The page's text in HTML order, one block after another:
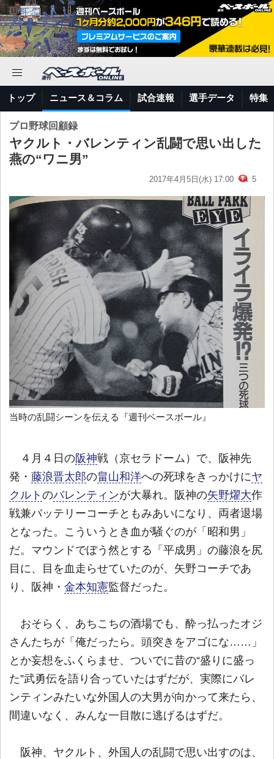
トップ ニュース＆コラム 試合速報 選手データ 特集
プロ野球回顧録
ヤクルト・バレンティン乱闘で思い出した
燕の“ワニ男”
2017年4月5日(水) 17:00 5
当時の乱闘シーンを伝える『週刊ベースボール』
４月４日の阪神戦（京セラドーム）で、阪神先
発・ 藤浪晋太郎の畠山和洋への死球をきっかけにヤ
クルト のバレンティンが大暴れ。阪神の矢野燿大作
戦兼バッテリーコーチともみあいになり、両者退場
となった。こういうとき血が騒ぐのが「昭和男」
だ。マウンドでぼう然とする「平成男」の藤浪を尻
目に、目を血走らせていたのが、矢野コーチであ
り、阪神・ 金本知憲監督だった。
おそらく、あちこちの酒場でも、酔っ払ったオジ
さんたちが「俺だったら。頭突きをアゴにな……」
とか妄想をふくらませ、ついでに昔の“盛りに盛っ
た”武勇伝を語り合っていたはずだが、実際にバレ
ンティンみたいな外国人の大男が向かって来たら、
間違いなく、みんな一目散に逃げるはずだ。
阪神、ヤクルト、外国人の乱闘で思い出すのは、